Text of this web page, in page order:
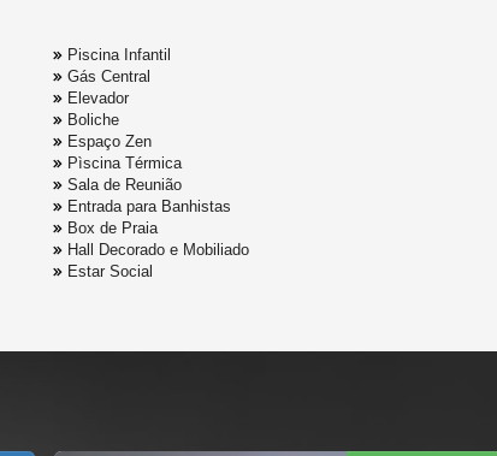
Piscina Infantil
Gás Central
Elevador
Boliche
Espaço Zen
Pìscina Térmica
Sala de Reunião
Entrada para Banhistas
Box de Praia
Hall Decorado e Mobiliado
Estar Social